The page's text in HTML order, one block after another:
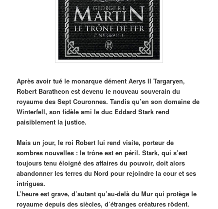
Après avoir tué le monarque dément Aerys II Targaryen,
Robert Baratheon est devenu le nouveau souverain du
royaume des Sept Couronnes. Tandis qu’en son domaine de
Winterfell, son fidèle ami le duc Eddard Stark rend
paisiblement la justice.
Mais un jour, le roi Robert lui rend visite, porteur de
sombres nouvelles : le trône est en péril. Stark, qui s’est
toujours tenu éloigné des affaires du pouvoir, doit alors
abandonner les terres du Nord pour rejoindre la cour et ses
intrigues.
L’heure est grave, d’autant qu’au-delà du Mur qui protège le
royaume depuis des siècles, d’étranges créatures rôdent.